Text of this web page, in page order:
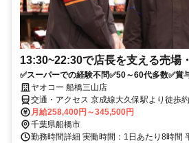
13:30~22:30で店長を支える売場
✅スーパーでの経験不問✅50～60代多数✅賞
ヤオコー 船橋三山店
交通・アクセス 京成線大久保駅より徒歩
勤OK 自転車通勤OK
月給258,400円～345,500円
千葉県船橋市
勤務時間詳細 実働時間：1日あたり8時間